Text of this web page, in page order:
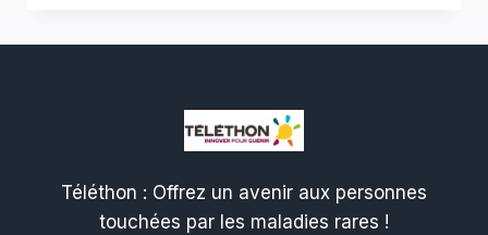
Téléthon : Offrez un avenir aux personnes
touchées par les maladies rares !